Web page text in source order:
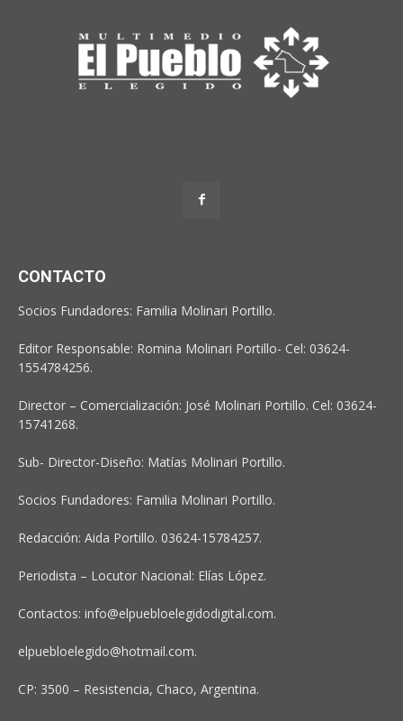
CONTACTO
Socios Fundadores: Familia Molinari Portillo.
Editor Responsable: Romina Molinari Portillo- Cel: 03624-
1554784256.
Director – Comercialización: José Molinari Portillo. Cel: 03624-
15741268.
Sub- Director-Diseño: Matías Molinari Portillo.
Socios Fundadores: Familia Molinari Portillo.
Redacción: Aida Portillo. 03624-15784257.
Periodista – Locutor Nacional: Elías López.
Contactos: info@elpuebloelegidodigital.com.
elpuebloelegido@hotmail.com.
CP: 3500 – Resistencia, Chaco, Argentina.